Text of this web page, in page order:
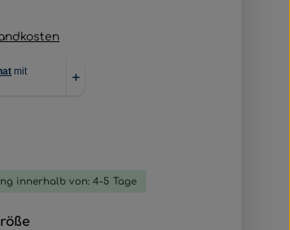
von 0 von 5 Sternen
innerhalb von: 4-5 Tage
auswählen